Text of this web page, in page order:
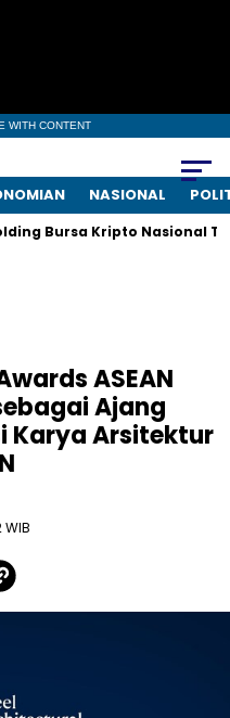
WITH CONTENT
NASIONAL
Bursa Kripto Nasional
ASEAN
Ajang
Karya Arsitektur
WIB